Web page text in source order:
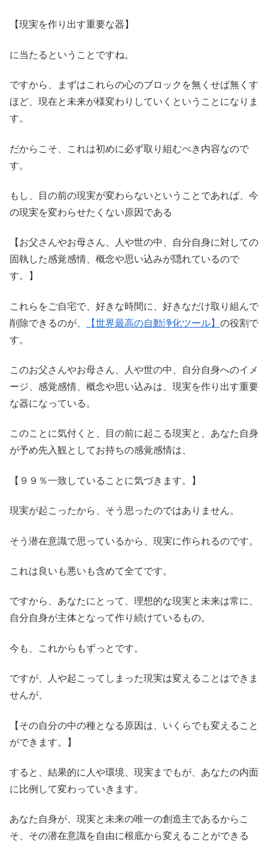
【現実を作り出す重要な器】
に当たるということですね。
ですから、まずはこれらの心のブロックを無くせば無くす
ほど、現在と未来が様変わりしていくということになりま
す。
だからこそ、これは初めに必ず取り組むべき内容なので
す。
もし、目の前の現実が変わらないということであれば、今
の現実を変わらせたくない原因である
【お父さんやお母さん、人や世の中、自分自身に対しての
固執した感覚感情、概念や思い込みが隠れているので
す。】
これらをご自宅で、好きな時間に、好きなだけ取り組んで
削除できるのが、
【世界最高の自動浄化ツール】 の役割で
す。
このお父さんやお母さん、人や世の中、自分自身へのイメ
ージ、感覚感情、概念や思い込みは、現実を作り出す重要
な器になっている。
このことに気付くと、目の前に起こる現実と、あなた自身
が予め先入観としてお持ちの感覚感情は、
【９９％一致していることに気づきます。】
現実が起こったから、そう思ったのではありません。
そう潜在意識で思っているから、現実に作られるのです。
これは良いも悪いも含めて全てです。
ですから、あなたにとって、理想的な現実と未来は常に、
自分自身が主体となって作り続けているもの。
今も、これからもずっとです。
ですが、人や起こってしまった現実は変えることはできま
せんが、
【その自分の中の種となる原因は、いくらでも変えること
ができます。】
すると、結果的に人や環境、現実までもが、あなたの内面
に比例して変わっていきます。
あなた自身が、現実と未来の唯一の創造主であるからこ
そ、その潜在意識を自由に根底から変えることができる